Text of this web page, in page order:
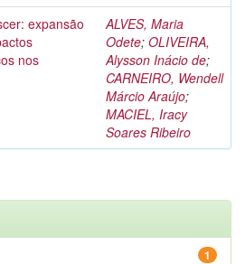
expansão
nos
ALVES, Maria
Odete; OLIVEIRA,
Alysson Inácio de;
CARNEIRO, Wendell
Márcio Araújo;
MACIEL, Iracy
Soares Ribeiro
1